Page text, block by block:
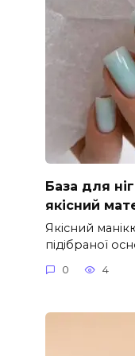
База для
якісний
Якісний
підібраної
0 4